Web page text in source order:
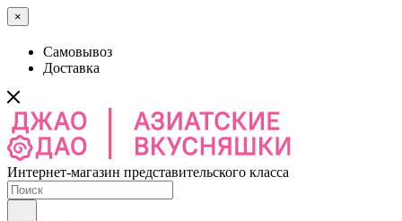
×
Самовывоз
Доставка
Интернет-магазин представительского класса